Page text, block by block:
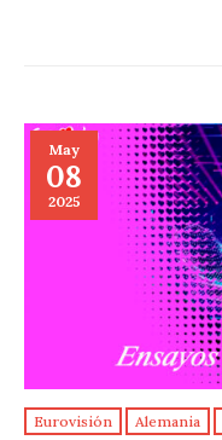
May
08
2025
Eurovisión Alemania